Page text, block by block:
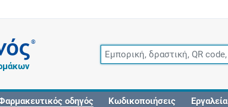
®
οδηγός Κωδικοποιήσεις Εργαλεία